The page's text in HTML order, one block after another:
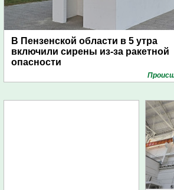
В Пензенской области в 5 утра
включили сирены из-за ракетной
опасности